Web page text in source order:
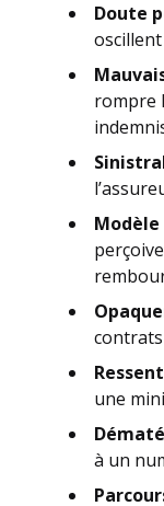
Doute
rompre
une
à un